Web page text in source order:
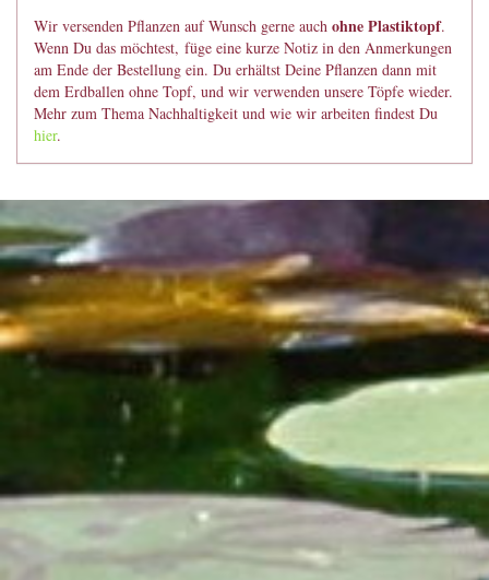
Wir versenden Pflanzen auf Wunsch gerne auch ohne Plastiktopf.
Wenn Du das möchtest, füge eine kurze Notiz in den Anmerkungen
am Ende der Bestellung ein. Du erhältst Deine Pflanzen dann mit
dem Erdballen ohne Topf, und wir verwenden unsere Töpfe wieder.
Mehr zum Thema Nachhaltigkeit und wie wir arbeiten findest Du
hier.